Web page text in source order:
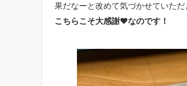
果だなーと改めて気づかせていただ
こちらこそ大感謝❤なのです！